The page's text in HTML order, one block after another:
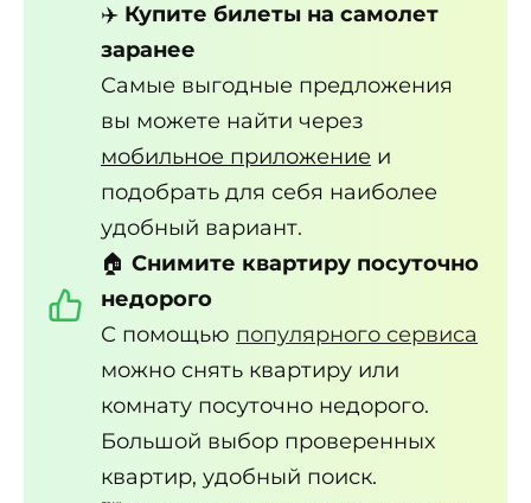
✈️ Купите билеты на самолет
заранее
Самые выгодные предложения
вы можете найти через
мобильное приложение и
подобрать для себя наиболее
удобный вариант.
🏠 Снимите квартиру посуточно
недорого
С помощью популярного сервиса
можно снять квартиру или
комнату посуточно недорого.
Большой выбор проверенных
квартир, удобный поиск.